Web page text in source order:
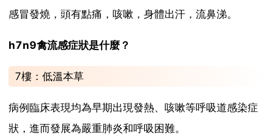
感冒發燒，頭有點痛，咳嗽，身體出汗，流鼻涕。
h7n9禽流感症狀是什麼？
7樓：低溫本草
病例臨床表現均為早期出現發熱、咳嗽等呼吸道感染症
狀，進而發展為嚴重肺炎和呼吸困難。